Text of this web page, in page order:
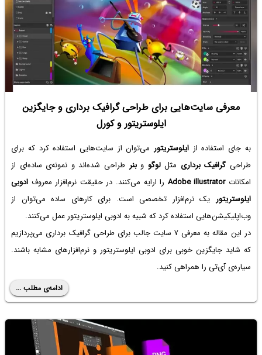
معرفی سایت‌هایی برای طراحی گرافیک برداری و جایگزین
ایلوستریتور و کورل
به جای استفاده از ایلوستریتور می‌توان از سایت‌هایی استفاده کرد که برای
طراحیگرافیک برداری مثللوگو وبنر طراحی شد‌ه‌اند و نمونه‌ی ساده‌ای از
امکاناتAdobe illustrator را ارایه می‌کنند. در حقیقت نرم‌افزار معروف ادوبی
ایلوستریتور یک نرم‌افزار تخصصی است. برای کارهای ساده می‌توان از
وب‌اپلیکیشن‌هایی استفاده کرد که شبیه به ادوبی ایلوستریتور عمل می‌کنند.
در این مقاله به معرفی ۷ سایت جالب برای طراحی گرافیک برداری می‌پردازیم
که شاید جایگزین خوبی برای ادوبی ایلوستریتور و نرم‌افزارهای مشابه باشند.
سیاره‌ی آی‌تی را همراهی کنید.
ادامه‌ی مطلب ...